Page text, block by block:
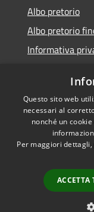
Albo pretorio
Albo pretorio
Informativa
Dichiarazione
RSS
Questo sito web
necessari al
nonché un
Per maggiori
ACCETTA